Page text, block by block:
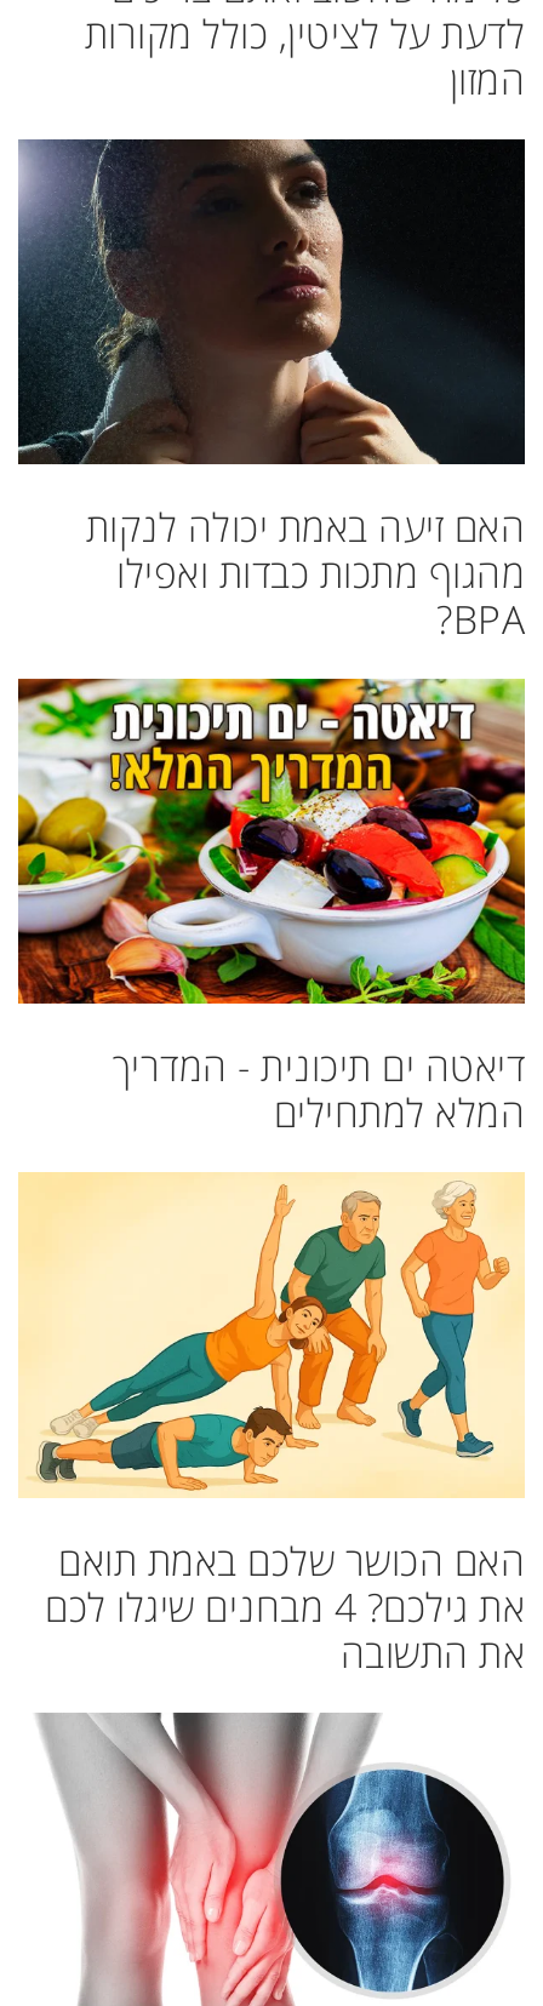
לדעת על לציטין, כולל מקורות
המזון
האם זיעה באמת יכולה לנקות
מהגוף מתכות כבדות ואפילו
BPA?
דיאטה ים תיכונית - המדריך
המלא למתחילים
האם הכושר שלכם באמת תואם
את גילכם? 4 מבחנים שיגלו לכם
את התשובה